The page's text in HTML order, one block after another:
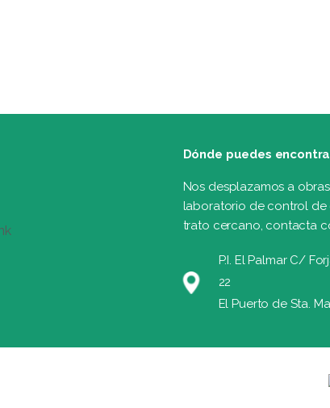
Dónde puedes
Nos desplazamos a
laboratorio de control
trato cercano, contacta
P.I. El Palmar C/
22
El Puerto de Sta.